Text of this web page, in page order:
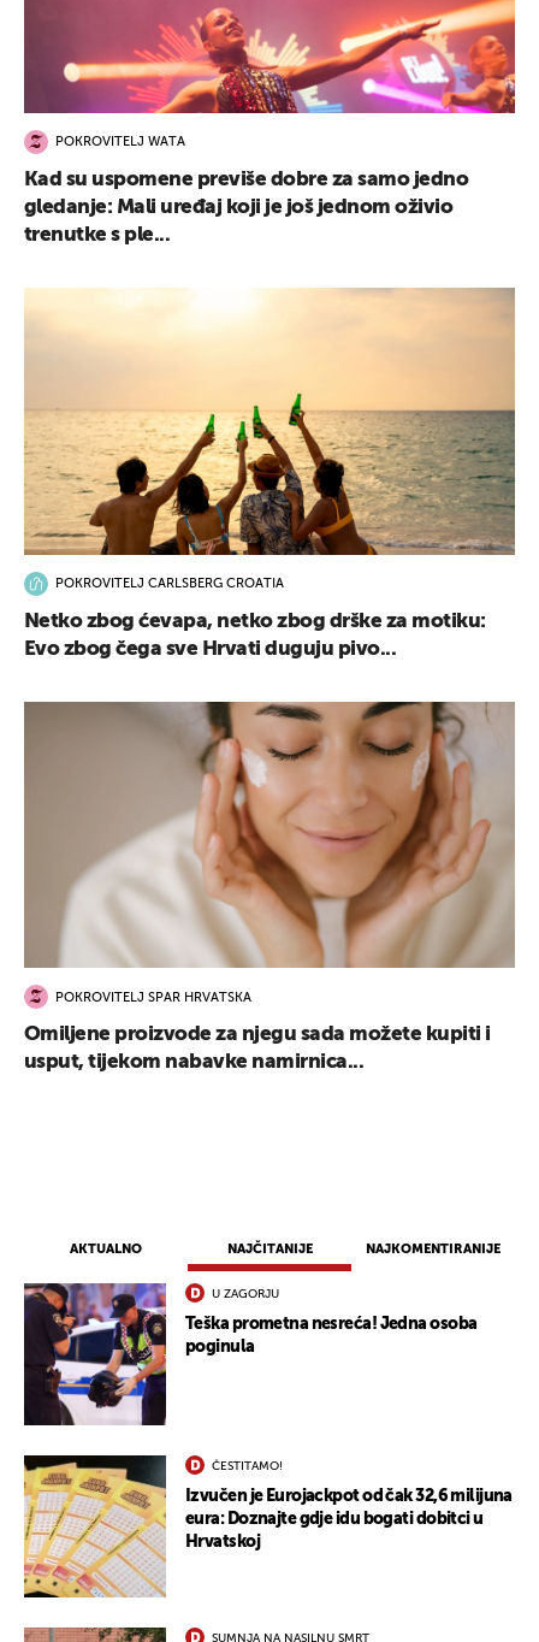
AKTUALNO NAJČITANIJE NAJKOMENTIRANIJE
U ZAGORJU
Teška prometna nesreća! Jedna osoba
poginula
ČESTITAMO!
Izvučen je Eurojackpot od čak 32,6 milijuna
eura: Doznajte gdje idu bogati dobitci u
Hrvatskoj
SUMNJA NA NASILNU SMRT
POKROVITELJ WATA
Kad su uspomene previše dobre za samo jedno
gledanje: Mali uređaj koji je još jednom oživio
trenutke s ple...
POKROVITELJ CARLSBERG CROATIA
Netko zbog ćevapa, netko zbog drške za motiku:
Evo zbog čega sve Hrvati duguju pivo...
POKROVITELJ SPAR HRVATSKA
Omiljene proizvode za njegu sada možete kupiti i
usput, tijekom nabavke namirnica...